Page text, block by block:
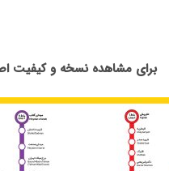
برای مشاهده نسخه و کیفیت